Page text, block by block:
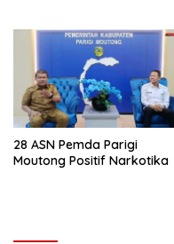
28 ASN Pemda Parigi
Moutong Positif Narkotika